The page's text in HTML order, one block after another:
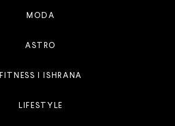
MODA
ASTRO
FITNESS I ISHRANA
LIFESTYLE